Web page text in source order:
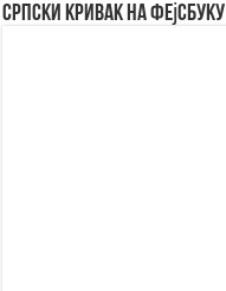
Српски Кривак на Фејсбуку